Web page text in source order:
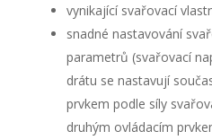
vynikající svařovací
snadné nastavování
parametrů (svařovací
drátu se nastavují
prvkem podle síly
druhým ovládacím